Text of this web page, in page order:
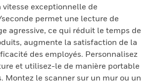
exceptionnelle de
permet une lecture de
agressive, ce qui réduit le temps de
augmente la satisfaction de la
des employés. Personnalisez
et utilisez-le de manière portable
Montez le scanner sur un mur ou un